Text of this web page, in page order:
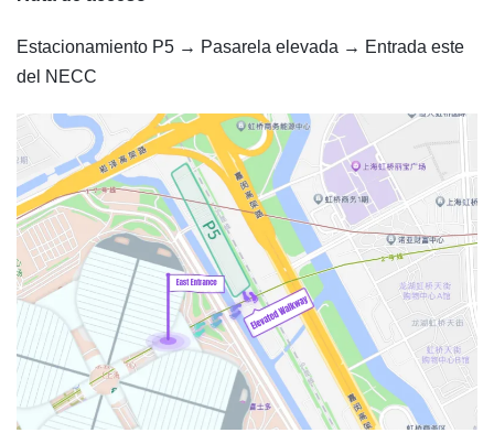
Estacionamiento P5 → Pasarela elevada → Entrada este
del NECC